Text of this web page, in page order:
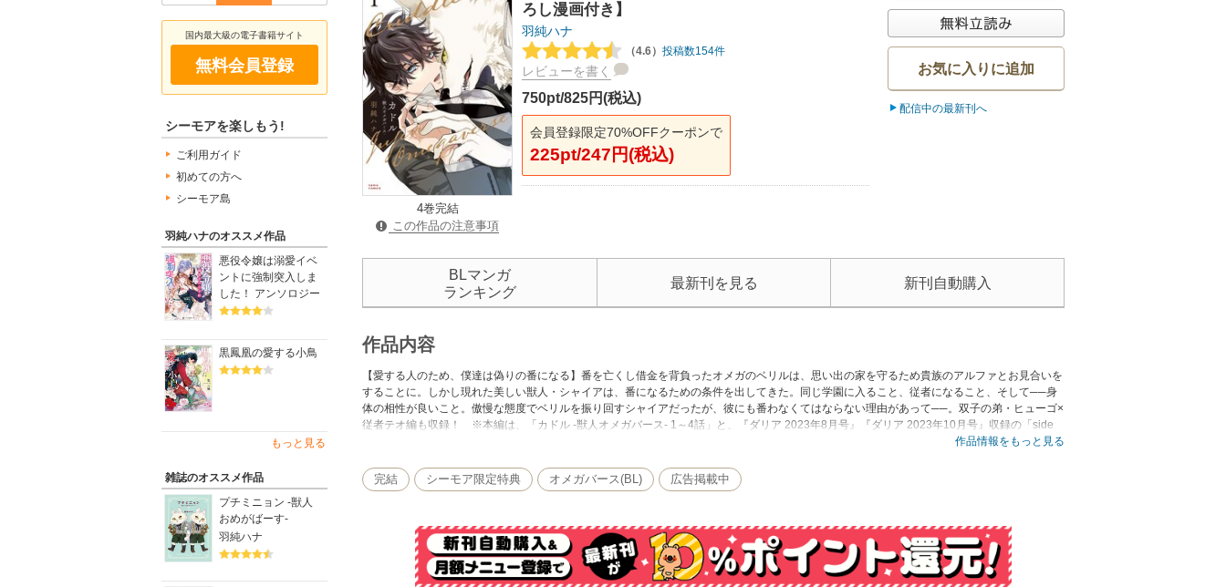
国内最大級の電子書籍サイト
無料会員登録
シーモアを楽しもう!
ご利用ガイド
初めての方へ
シーモア島
羽純ハナのオススメ作品
悪役令嬢は溺愛イベ
ントに強制突入しま
した！ アンソロジー
黒鳳凰の愛する小鳥
もっと見る
雑誌のオススメ作品
プチミニョン -獣人
おめがばーす-
羽純ハナ
4巻完結
この作品の注意事項
ろし漫画付き】
羽純ハナ
（4.6） 投稿数154件
レビューを書く
750pt/825円(税込)
会員登録限定70%OFFクーポンで
225pt/247円(税込)
お気に入りに追加
配信中の最新刊へ
BLマンガ
ランキング
最新刊を見る 新刊自動購入
作品内容
【愛する人のため、僕達は偽りの番になる】番を亡くし借金を背負ったオメガのベリルは、思い出の家を守るため貴族のアルファとお見合いを
することに。しかし現れた美しい獣人・シャイアは、番になるための条件を出してきた。同じ学園に入ること、従者になること、そして──身
体の相性が良いこと。傲慢な態度でベリルを振り回すシャイアだったが、彼にも番わなくてはならない理由があって──。双子の弟・ヒューゴ×
従者テオ編も収録！ ※本編は、「カドル ‐獣人オメガバース‐ 1～4話」と、『ダリア 2023年8月号』『ダリア 2023年10月号』収録の「side
ヒューゴ 1～2話」を含む内容です。※「カドル ‐獣人オメガバース‐ 1話」は加筆修正をしております。【シーモア限定描き下ろし漫画＆電子限
作品情報をもっと見る
完結 シーモア限定特典 オメガバース(BL) 広告掲載中